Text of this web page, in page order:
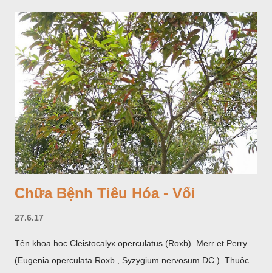
Tam Đảo (Vĩnh Phúc), đã thu được kết quả ban đầu (những
năm 1560- 70); thường trồng đến năm thứ hai, thứ ba mới hái
hoa; trồng một lần thu hoạch 10 - 20 năm.
Chữa Bệnh Tiêu Hóa - Vối
27.6.17
Tên khoa học Cleistocalyx operculatus (Roxb). Merr et Perry
(Eugenia operculata Roxb., Syzygium nervosum DC.). Thuộc